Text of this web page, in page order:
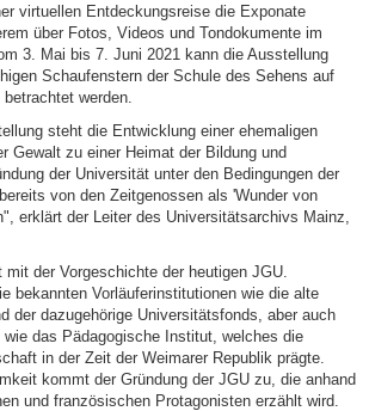
virtuellen Entdeckungsreise die Exponate
über Fotos, Videos und Tondokumente im
3. Mai bis 7. Juni 2021 kann die Ausstellung
Schaufenstern der Schule des Sehens auf
werden.
steht die Entwicklung einer ehemaligen
Gewalt zu einer Heimat der Bildung und
der Universität unter den Bedingungen der
von den Zeitgenossen als 'Wunder von
erklärt der Leiter des Universitätsarchivs Mainz,
mit der Vorgeschichte der heutigen JGU.
bekannten Vorläuferinstitutionen wie die alte
der dazugehörige Universitätsfonds, aber auch
wie das Pädagogische Institut, welches die
in der Zeit der Weimarer Republik prägte.
kommt der Gründung der JGU zu, die anhand
und französischen Protagonisten erzählt wird.